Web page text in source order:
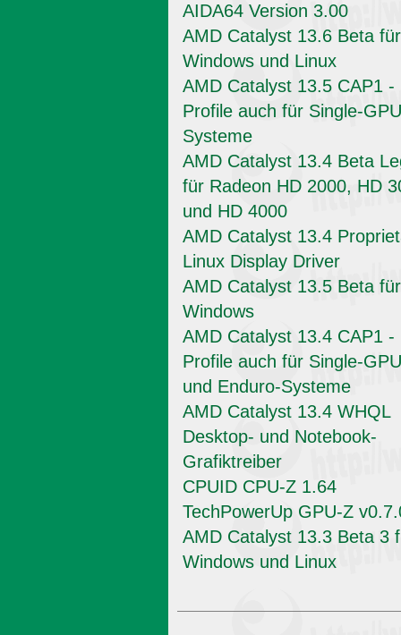
AIDA64 Version 3.00
AMD Catalyst 13.6 Beta für
Windows und Linux
AMD Catalyst 13.5 CAP1 -
Profile auch für Single-
Systeme
AMD Catalyst 13.4 Beta
für Radeon HD 2000, HD
und HD 4000
AMD Catalyst 13.4
Linux Display Driver
AMD Catalyst 13.5 Beta für
Windows
AMD Catalyst 13.4 CAP1 -
Profile auch für Single-
und Enduro-Systeme
AMD Catalyst 13.4 WHQL
Desktop- und Notebook-
Grafiktreiber
CPUID CPU-Z 1.64
TechPowerUp GPU-Z
AMD Catalyst 13.3 Beta 3
Windows und Linux